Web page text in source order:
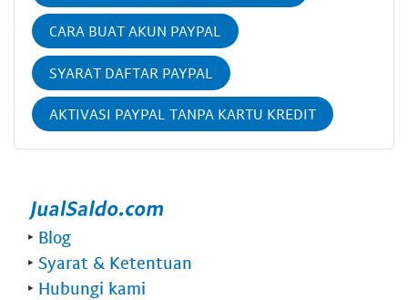
CARA BUAT AKUN PAYPAL
SYARAT DAFTAR PAYPAL
AKTIVASI PAYPAL TANPA KARTU KREDIT
‣ Blog
‣ Syarat & Ketentuan
‣ Hubungi kami